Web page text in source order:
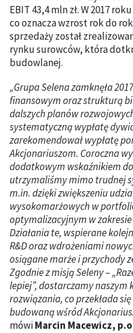
EBIT 43,4 mln zł. W 2017
co oznacza wzrost rok do
sprzedaży został
rynku surowców, która
budowlanej.
„Grupa Selena zamknęła
finansowym oraz strukturą
dalszych planów
systematyczną wypłatę
zarekomendował wypłatę
Akcjonariuszom. Coroczna
dodatkowym wskaźnikiem
utrzymaliśmy mimo trudnej
m.in. dzięki zwiększeniu
wysokomarżowych w
optymalizacyjnym w
Działania te, wspierane
R&D oraz wdrożeniami
osiągane marże i przychody
Zgodnie z misją Seleny –
lepiej”, dostarczamy
rozwiązania, co przekłada
budowaną wśród
mówiMarcin Macewicz,